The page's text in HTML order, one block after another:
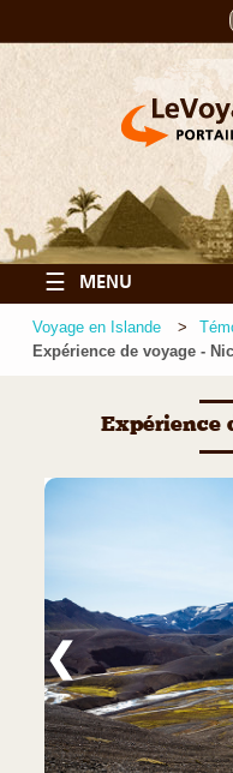
☰ MENU
Voyage en Islande
Expérience de voyage -
Expérience
❮